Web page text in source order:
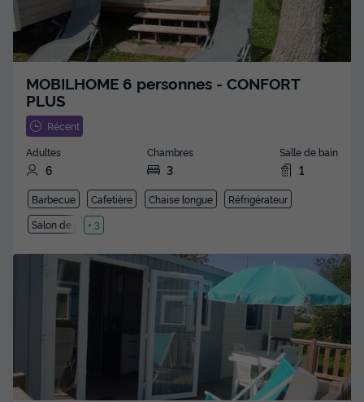
MOBILHOME 6 personnes - CONFORT
PLUS
Récent
Adultes
6
Chambres
3
Salle de bain
1
Barbecue Cafetière Chaise longue
Réfrigérateur
Salon de jardin
+ 3